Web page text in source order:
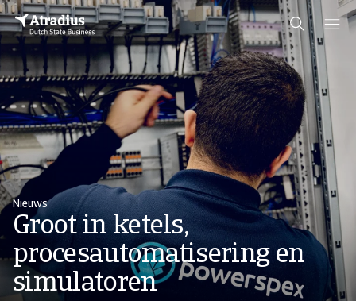
Nieuws
Groot in ketels,
procesautomatisering en
simulatoren